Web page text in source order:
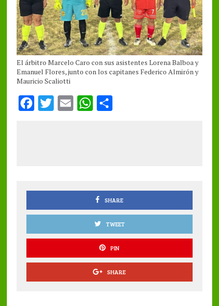
El árbitro Marcelo Caro con sus asistentes Lorena Balboa y
Emanuel Flores, junto con los capitanes Federico Almirón y
Mauricio Scaliotti
F
k
T E W
p
S
SHARE
TWEET
PIN
SHARE